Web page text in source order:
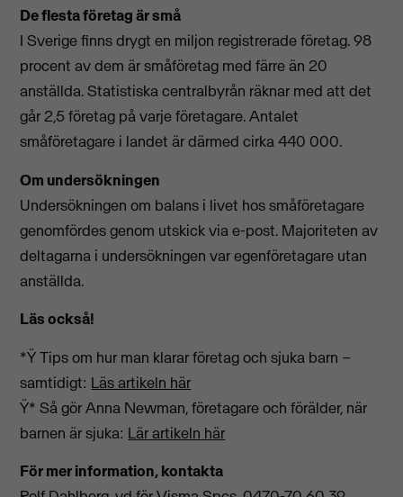
De flesta företag är små
I Sverige finns drygt en miljon registrerade företag. 98
procent av dem är småföretag med färre än 20
anställda. Statistiska centralbyrån räknar med att det
går 2,5 företag på varje företagare. Antalet
småföretagare i landet är därmed cirka 440 000.
Om undersökningen
Undersökningen om balans i livet hos småföretagare
genomfördes genom utskick via e-post. Majoriteten av
deltagarna i undersökningen var egenföretagare utan
anställda.
Läs också!
*Ÿ Tips om hur man klarar företag och sjuka barn –
samtidigt: Läs artikeln här
Ÿ* Så gör Anna Newman, företagare och förälder, när
barnen är sjuka: Lär artikeln här
För mer information, kontakta